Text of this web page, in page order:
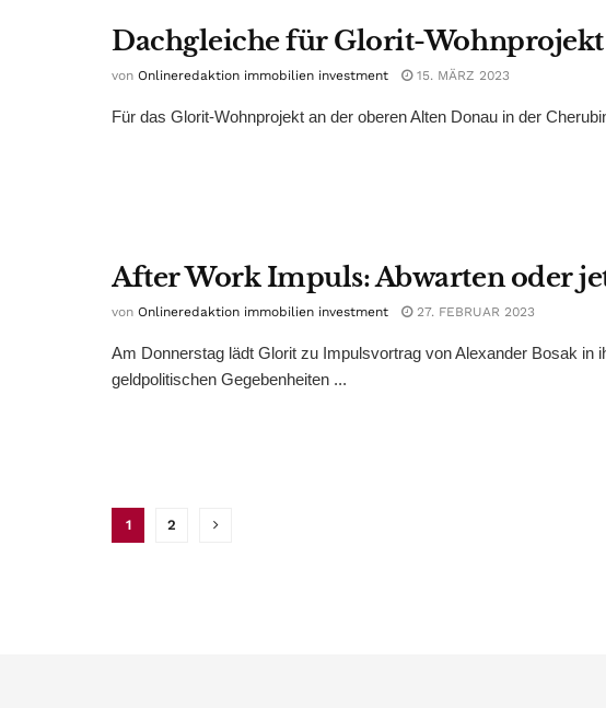
Dachgleiche für Glorit-Wohnprojekt
von Onlineredaktion immobilien investment 15. MÄRZ 2023
Für das Glorit-Wohnprojekt an der oberen Alten Donau in der
After Work Impuls: Abwarten oder
von Onlineredaktion immobilien investment 27. FEBRUAR 2023
Am Donnerstag lädt Glorit zu Impulsvortrag von Alexander Bosak in
geldpolitischen Gegebenheiten ...
1 2